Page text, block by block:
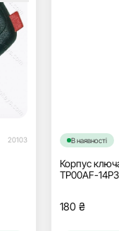
20103 В наявності
Корпус
TP00AF-
180 ₴